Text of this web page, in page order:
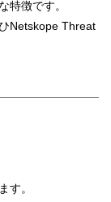
特徴です。
Netskope Threat
す。